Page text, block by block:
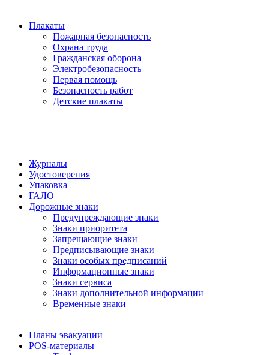
Плакаты
Пожарная безопасность
Охрана труда
Гражданская оборона
Электробезопасность
Первая помощь
Безопасность работ
Детские плакаты
Журналы
Удостоверения
Упаковка
ГАЛО
Дорожные знаки
Предупреждающие знаки
Знаки приоритета
Запрещающие знаки
Предписывающие знаки
Знаки особых предписаний
Информационные знаки
Знаки сервиса
Знаки дополнительной информации
Временные знаки
Планы эвакуации
POS-материалы